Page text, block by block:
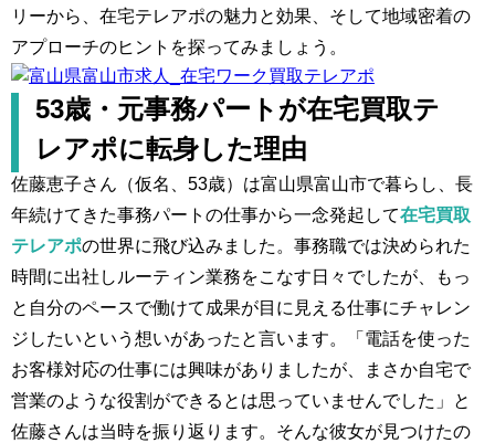
リーから、在宅テレアポの魅力と効果、そして地域密着の
アプローチのヒントを探ってみましょう。
53歳・元事務パートが在宅買取テ
レアポに転身した理由
佐藤恵子さん（仮名、53歳）は富山県富山市で暮らし、長
年続けてきた事務パートの仕事から一念発起して在宅買取
テレアポの世界に飛び込みました。事務職では決められた
時間に出社しルーティン業務をこなす日々でしたが、もっ
と自分のペースで働けて成果が目に見える仕事にチャレン
ジしたいという想いがあったと言います。「電話を使った
お客様対応の仕事には興味がありましたが、まさか自宅で
営業のような役割ができるとは思っていませんでした」と
佐藤さんは当時を振り返ります。そんな彼女が見つけたの